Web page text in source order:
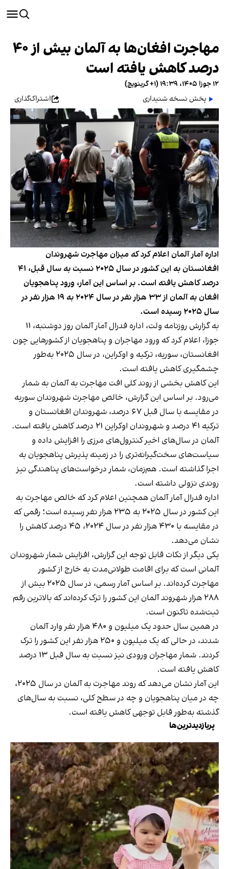
مهاجرت افغان‌ها به آلمان بیش از ۴۰
درصد کاهش یافته است
۱۲ جوزا ۱۴۰۵، ۱۹:۳۹ (‎+۱ گرینویچ)
پخش نسخه شنیداری
اشتراک‌گذاری
اداره آمار آلمان اعلام کرد که میزان مهاجرت شهروندان
افغانستان به این کشور در سال ۲۰۲۵ نسبت به سال قبل، ۴۱
درصد کاهش یافته است. بر اساس این آمار، ورود پناهجویان
افغان‌ به آلمان از ۳۳ هزار نفر در سال ۲۰۲۴ به ۱۹ هزار نفر در
سال ۲۰۲۵ رسیده است.
به گزارش روزنامه ولت، اداره فدرال آمار آلمان روز دوشنبه، ۱۱
جوزا، اعلام کرد که ورود مهاجران و پناهجویان از کشورهایی چون
افغانستان، سوریه، ترکیه و اوکراین، در سال ۲۰۲۵ به‌طور
چشمگیری کاهش یافته است.
این کاهش بخشی از روند کلی افت مهاجرت به آلمان به شمار
می‌رود. بر اساس این گزارش، خالص مهاجرت شهروندان سوریه
در مقایسه با سال قبل ۶۷ درصد، شهروندان افغانستان و
ترکیه ۴۱ درصد و شهروندان اوکراین ۲۱ درصد کاهش یافته است.
آلمان در سال‌های اخیر کنترول‌های مرزی را افزایش داده و
سیاست‌های سخت‌گیرانه‌تری را در زمینه پذیرش پناهجویان به
اجرا گذاشته است. هم‌زمان، شمار درخواست‌های پناهندگی نیز
روندی نزولی داشته است.
اداره فدرال آمار آلمان همچنین اعلام کرد که خالص مهاجرت به
این کشور در سال ۲۰۲۵ به ۲۳۵ هزار نفر رسیده است؛ رقمی که
در مقایسه با ۴۳۰ هزار نفر در سال ۲۰۲۴، ۴۵ درصد کاهش را
نشان می‌دهد.
یکی دیگر از نکات قابل توجه این گزارش، افزایش شمار شهروندان
آلمانی است که برای اقامت طولانی‌مدت به خارج از کشور
مهاجرت کرده‌اند. بر اساس آمار رسمی، در سال ۲۰۲۵ بیش از
۲۸۸ هزار شهروند آلمان این کشور را ترک کرده‌اند که بالاترین رقم
ثبت‌شده تاکنون است.
در همین سال حدود یک میلیون و ۴۸۰ هزار نفر وارد آلمان
شدند، در حالی که یک میلیون و ۲۵۰ هزار نفر این کشور را ترک
کردند. شمار مهاجران ورودی نیز نسبت به سال قبل ۱۳ درصد
کاهش یافته است.
این آمار نشان می‌دهد که روند مهاجرت به آلمان در سال ۲۰۲۵،
چه در میان پناهجویان و چه در سطح کلی، نسبت به سال‌های
گذشته به‌طور قابل توجهی کاهش یافته است.
پربازدیدترین‌ها